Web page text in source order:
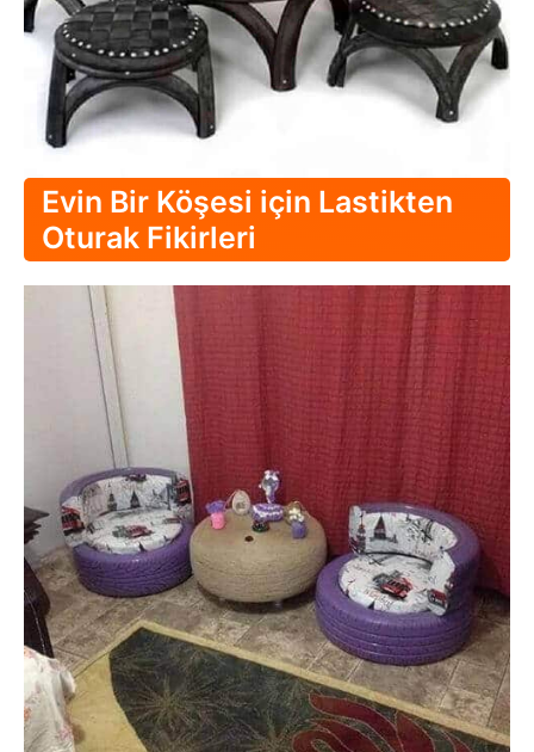
Evin Bir Köşesi için Lastikten
Oturak Fikirleri